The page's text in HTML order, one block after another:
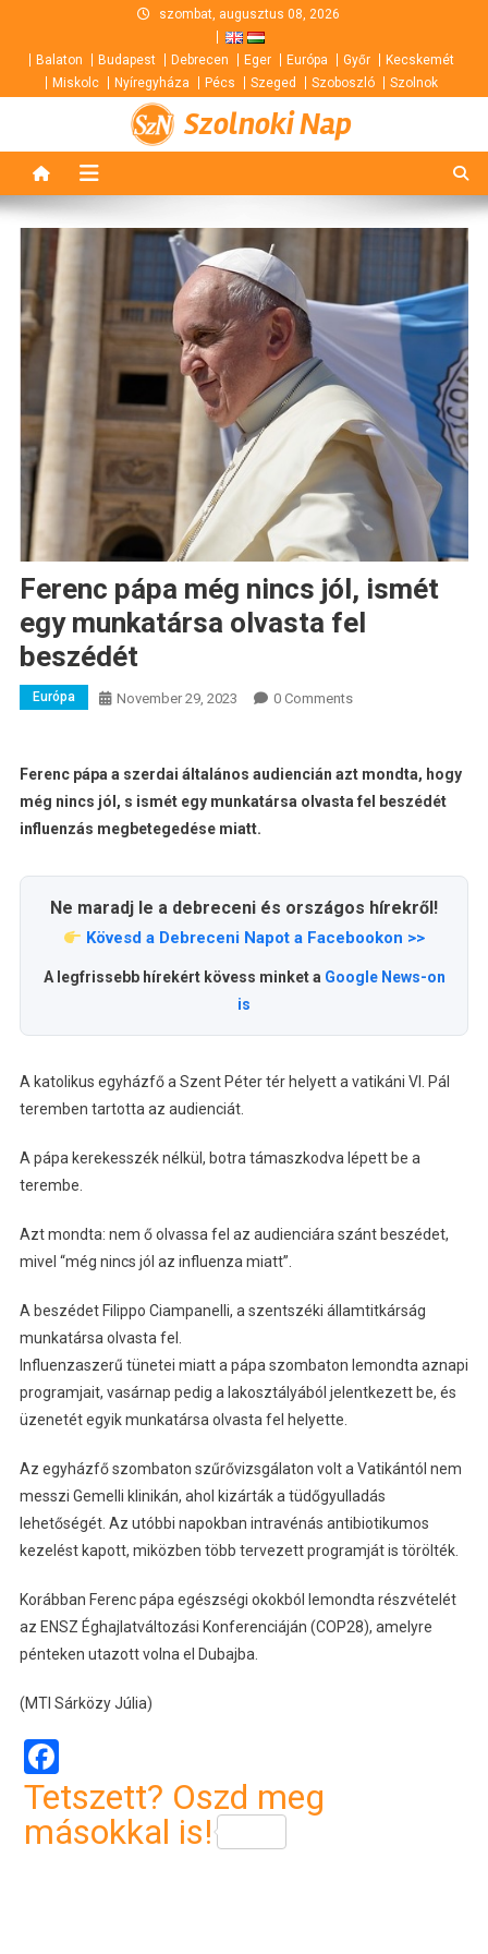
content
szombat, augusztus 08, 2026
Balaton Budapest Debrecen Eger Európa Győr
Kecskemét
Miskolc
Nyíregyháza Pécs Szeged Szoboszló Szolnok
Szolnoki Nap
Ferenc pápa még nincs jól, ismét
egy munkatársa olvasta fel
beszédét
Európa November 29, 2023 0 Comments
Ferenc pápa a szerdai általános audiencián azt mondta, hogy
még nincs jól, s ismét egy munkatársa olvasta fel beszédét
influenzás megbetegedése miatt.
Ne maradj le a debreceni és országos hírekről!
Kövesd a Debreceni Napot a Facebookon >>
A legfrissebb hírekért kövess minket a Google News-on
is
A katolikus egyházfő a Szent Péter tér helyett a vatikáni VI. Pál
teremben tartotta az audienciát.
A pápa kerekesszék nélkül, botra támaszkodva lépett be a
terembe.
Azt mondta: nem ő olvassa fel az audienciára szánt beszédet,
mivel “még nincs jól az influenza miatt”.
A beszédet Filippo Ciampanelli, a szentszéki államtitkárság
munkatársa olvasta fel.
Influenzaszerű tünetei miatt a pápa szombaton lemondta aznapi
programjait, vasárnap pedig a lakosztályából jelentkezett be, és
üzenetét egyik munkatársa olvasta fel helyette.
Az egyházfő szombaton szűrővizsgálaton volt a Vatikántól nem
messzi Gemelli klinikán, ahol kizárták a tüdőgyulladás
lehetőségét. Az utóbbi napokban intravénás antibiotikumos
kezelést kapott, miközben több tervezett programját is törölték.
Korábban Ferenc pápa egészségi okokból lemondta részvételét
az ENSZ Éghajlatváltozási Konferenciáján (COP28), amelyre
pénteken utazott volna el Dubajba.
(MTI Sárközy Júlia)
Facebook
Tetszett? Oszd meg
másokkal is!